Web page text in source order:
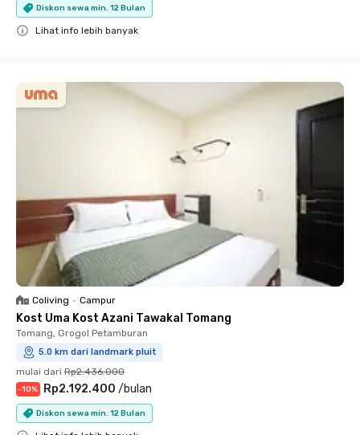
Diskon sewa min. 12 Bulan
Lihat info lebih banyak
Coliving • Campur
Kost Uma Kost Azani Tawakal Tomang
Tomang, Grogol Petamburan
5.0 km dari landmark pluit
mulai dari Rp2.436.000
-10% Rp2.192.400 /bulan
Diskon sewa min. 12 Bulan